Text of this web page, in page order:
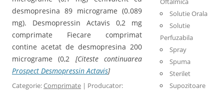
desmopresina 89 micrograme (0.089
mg). Desmopressin Actavis 0,2 mg
comprimate Fiecare comprimat
contine acetat de desmopresina 200
micrograme (0,2 [Citeste continuarea
Prospect Desmopressin Actavis]
Categorie:Comprimate | Producator:
Solutie Orala
Solutie
Perfuzabila
Spray
Spuma
Sterilet
Supozitoare